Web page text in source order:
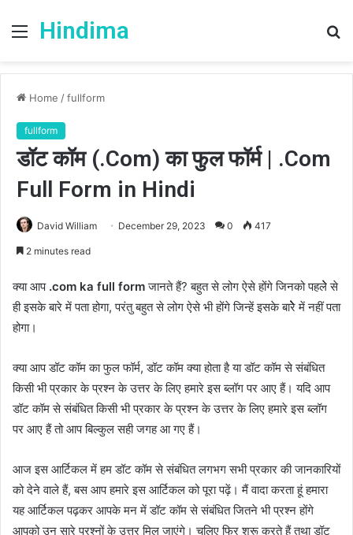
Menu
Hindima
Home /fullform
fullform
डॉट कॉम (.Com) का फुल फॉर्म | .Com
Full Form in Hindi
David William December 29, 2023 0 417
2 minutes read
क्या आप .com ka full formजानते हैं? बहुत से लोग ऐसे होंगे जिनको पहलेेे से
ही इसके बारे में पता होगा, परंतु बहुत से लोग ऐसे भी होंगे जिन्हें इसके बारेेेेेेे में नहीं पता
होगा।
क्या आप डॉट कॉम का फुल फॉर्म, डॉट कॉम क्या होता है या डॉट कॉम से संबंधित
किसी भी प्रकार के प्रश्न के उत्तर के लिए हमारे इस ब्लॉग पर आए हैं। यदि आप
डॉट कॉम से संबंधित किसी भी प्रकार के प्रश्न के उत्तर के लिए हमारे इस ब्लॉग
पर आए हैं तो आप बिल्कुल सही जगह आ गए हैं।
आज इस आर्टिकल में हम डॉट कॉम से संबंधित लगभग सभी प्रकार की जानकारियों
को देने वाले हैं, बस आप हमारे इस आर्टिकल को पूरा पढ़ें। मैं वादा करता हूं हमारा
यह आर्टिकल पढ़कर आपके मन में डॉट कॉम से संबंधित जितने भी प्रश्न होंगे
आपको उन सारे प्रश्नों के उत्तर मिल जाएंगे।चलिए फिर शुरू करते हैं तथा डॉट